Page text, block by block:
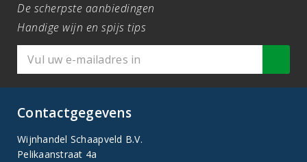
De scherpste aanbiedingen
Handige wijn en spijs tips
Contactgegevens
Wijnhandel Schaapveld B.V.
Pelikaanstraat 4a